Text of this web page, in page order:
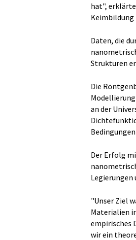
hat",
Keimbildung
Daten, die
Strukturen
Die
an der
Der Erfolg
Legierungen
"Unser Ziel
Materialien
empirisches
wir ein